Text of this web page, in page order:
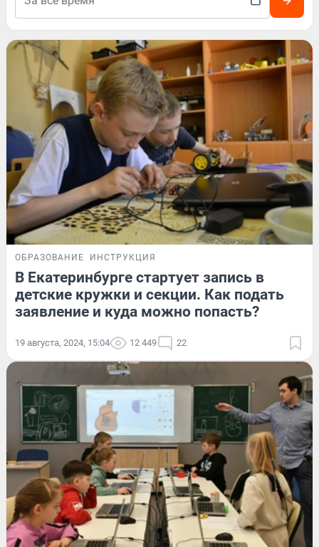
ОБРАЗОВАНИЕ ИНСТРУКЦИЯ
В Екатеринбурге стартует запись в
детские кружки и секции. Как подать
заявление и куда можно попасть?
19 августа, 2024, 15:04 12 449 22